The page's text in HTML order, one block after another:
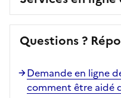
Questions ?
Demande en ligne
comment être aidé